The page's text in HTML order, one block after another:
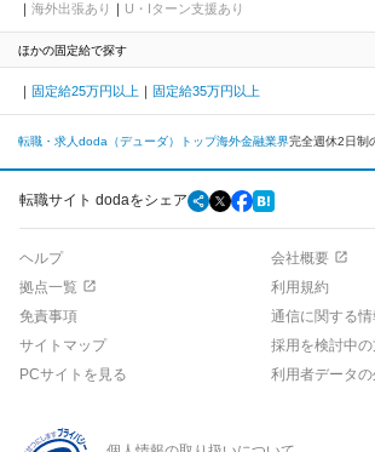
海外出張あり
U・Iターン支援あり
ほかの固定給で探す
固定給25万円以上 固定給35万円以上
転職・求人doda（デューダ）トップ海外金融業界完全週休2日制
転職サイト dodaをシェア
ヘルプ
会社概要
拠点一覧
利用規約
免責事項
通信に関する
サイトマップ
採用を検討中
PCサイトを見る
利用者データ